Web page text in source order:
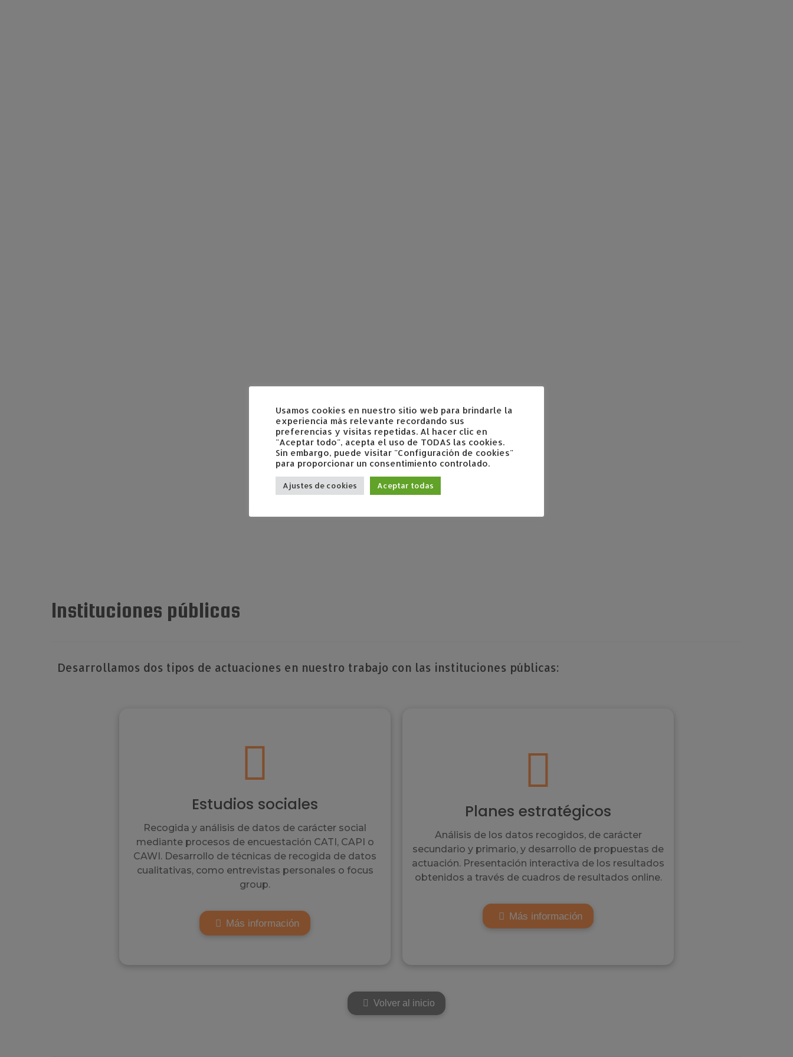
Instituciones públicas
Desarrollamos dos tipos de actuaciones en nuestro trabajo con las instituciones públicas:
Estudios sociales
Recogida y análisis de datos de carácter social
mediante procesos de encuestación CATI, CAPI o
CAWI. Desarrollo de técnicas de recogida de datos
cualitativas, como entrevistas personales o focus
group.
Más información
Planes estratégicos
Análisis de los datos recogidos, de carácter
secundario y primario, y desarrollo de propuestas de
actuación. Presentación interactiva de los resultados
obtenidos a través de cuadros de resultados online.
Más información
Volver al inicio
Usamos cookies en nuestro sitio web para brindarle la
experiencia más relevante recordando sus
preferencias y visitas repetidas. Al hacer clic en
"Aceptar todo", acepta el uso de TODAS las cookies.
Sin embargo, puede visitar "Configuración de cookies"
para proporcionar un consentimiento controlado.
Ajustes de cookies Aceptar todas